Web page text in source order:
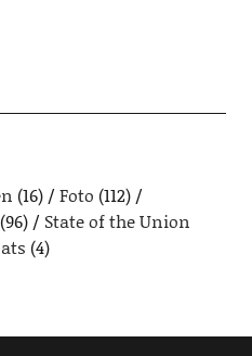
(16) Foto (112)
State of the Union
(4)